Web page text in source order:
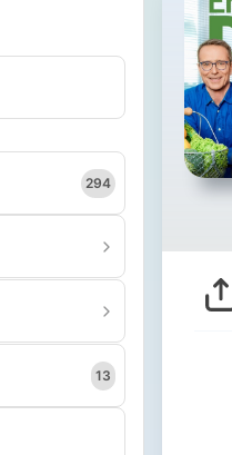
294
13